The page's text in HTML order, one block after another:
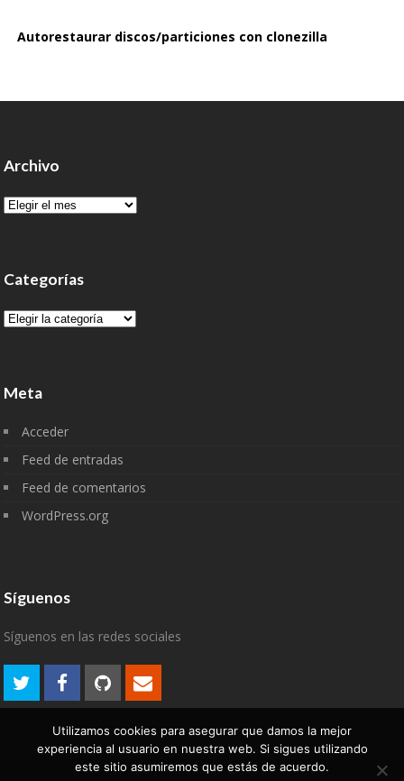
Autorestaurar discos/particiones con clonezilla
Archivo
Archivo
Categorías
Categorías
Meta
Acceder
Feed de entradas
Feed de comentarios
WordPress.org
Síguenos
Síguenos en las redes sociales
Utilizamos cookies para asegurar que damos la mejor
experiencia al usuario en nuestra web. Si sigues utilizando
este sitio asumiremos que estás de acuerdo.